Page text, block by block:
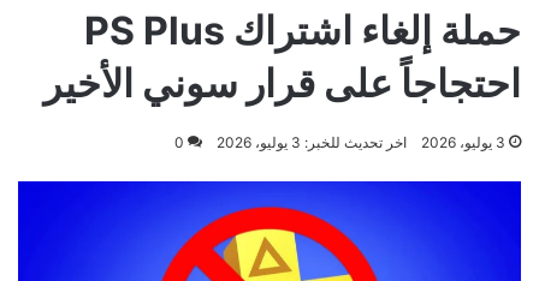
حملة إلغاء اشتراك PS Plus
احتجاجاً على قرار سوني الأخير
3 يوليو، 2026 اخر تحديث للخبر: 3 يوليو، 2026 0